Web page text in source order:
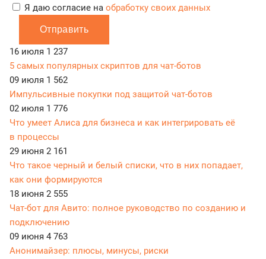
Я даю согласие на обработку своих данных
Отправить
16 июля 1 237
5 самых популярных скриптов для чат-ботов
09 июля 1 562
Импульсивные покупки под защитой чат-ботов
02 июля 1 776
Что умеет Алиса для бизнеса и как интегрировать её
в процессы
29 июня 2 161
Что такое черный и белый списки, что в них попадает,
как они формируются
18 июня 2 555
Чат-бот для Авито: полное руководство по созданию и
подключению
09 июня 4 763
Анонимайзер: плюсы, минусы, риски